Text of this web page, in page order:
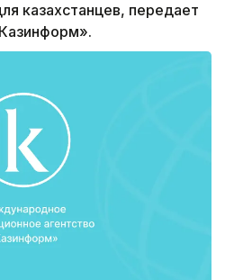
казахстанцев, передает